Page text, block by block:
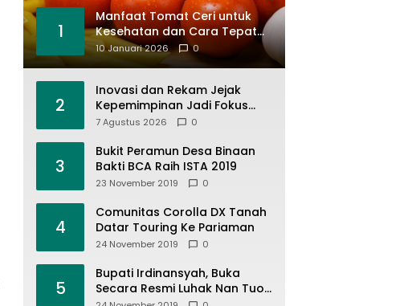
1
Manfaat Tomat Ceri untuk
Kesehatan dan Cara Tepat
Mengonsumsinya
10 Januari 2026 0
2
Inovasi dan Rekam Jejak
Kepemimpinan Jadi Fokus
Utama PKKM 5 Tahunan
MAN 1 Solok
7 Agustus 2026 0
3
Bukit Peramun Desa Binaan
Bakti BCA Raih ISTA 2019
23 November 2019 0
4
Comunitas Corolla DX Tanah
Datar Touring Ke Pariaman
24 November 2019 0
5
Bupati Irdinansyah, Buka
Secara Resmi Luhak Nan Tuo